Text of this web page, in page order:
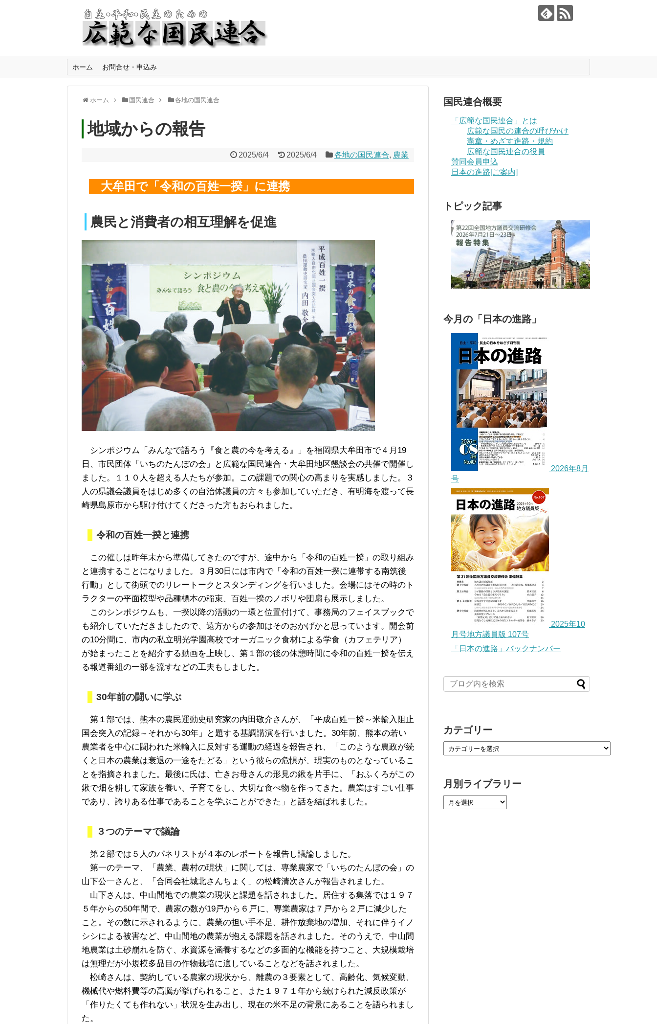
ホーム お問合せ・申込み
ホーム 国民連合 各地の国民連合
地域からの報告
2025/6/4 2025/6/4 各地の国民連合, 農業
大牟田で「令和の百姓一揆」に連携
農民と消費者の相互理解を促進
シンポジウム「みんなで語ろう『食と農の今を考える』」を福岡県大牟田市で４月19
日、市民団体「いちのたんぼの会」と広範な国民連合・大牟田地区懇談会の共催で開催し
ました。１１０人を超える人たちが参加。この課題での関心の高まりを実感しました。３
人の県議会議員をはじめ多くの自治体議員の方々も参加していただき、有明海を渡って長
崎県島原市から駆け付けてくださった方もおられました。
令和の百姓一揆と連携
この催しは昨年末から準備してきたのですが、途中から「令和の百姓一揆」の取り組み
と連携することになりました。３月30日には市内で「令和の百姓一揆に連帯する南筑後
行動」として街頭でのリレートークとスタンディングを行いました。会場にはその時のト
ラクターの平面模型や品種標本の稲束、百姓一揆のノボリや団扇も展示しました。
このシンポジウムも、一揆以降の活動の一環と位置付けて、事務局のフェイスブックで
も紹介していただきましたので、遠方からの参加はそのおかげかと思っています。開会前
の10分間に、市内の私立明光学園高校でオーガニック食材による学食（カフェテリア）
が始まったことを紹介する動画を上映し、第１部の後の休憩時間に令和の百姓一揆を伝え
る報道番組の一部を流すなどの工夫もしました。
30年前の闘いに学ぶ
第１部では、熊本の農民運動史研究家の内田敬介さんが、「平成百姓一揆～米輸入阻止
国会突入の記録～それから30年」と題する基調講演を行いました。30年前、熊本の若い
農業者を中心に闘われた米輸入に反対する運動の経過を報告され、「このような農政が続
くと日本の農業は衰退の一途をたどる」という彼らの危惧が、現実のものとなっているこ
とを指摘されました。最後に氏は、亡きお母さんの形見の鍬を片手に、「おふくろがこの
鍬で畑を耕して家族を養い、子育てをし、大切な食べ物を作ってきた。農業はすごい仕事
であり、誇りある仕事であることを学ぶことができた」と話を結ばれました。
３つのテーマで議論
第２部では５人のパネリストが４本のレポートを報告し議論しました。
第一のテーマ、「農業、農村の現状」に関しては、専業農家で「いちのたんぼの会」の
山下公一さんと、「合同会社城北さんちょく」の松崎清次さんが報告されました。
山下さんは、中山間地での農業の現状と課題を話されました。居住する集落では１９７
５年からの50年間で、農家の数が19戸から６戸に、専業農家は７戸から２戸に減少した
こと。その数に示されるように、農業の担い手不足、耕作放棄地の増加、それに伴うイノ
シシによる被害など、中山間地の農業が抱える課題を話されました。そのうえで、中山間
地農業は土砂崩れを防ぐ、水資源を涵養するなどの多面的な機能を持つこと、大規模栽培
は無理だが小規模多品目の作物栽培に適していることなどを話されました。
松崎さんは、契約している農家の現状から、離農の３要素として、高齢化、気候変動、
機械代や燃料費等の高騰が挙げられること、また１９７１年から続けられた減反政策が
「作りたくても作れない」状況を生み出し、現在の米不足の背景にあることを語られまし
た。
国民連合概要
「広範な国民連合」とは
広範な国民の連合の呼びかけ
憲章・めざす進路・規約
広範な国民連合の役員
賛同会員申込
日本の進路[ご案内]
トピック記事
今月の「日本の進路」
2026年8月
号
2025年10
月号地方議員版 107号
「日本の進路」バックナンバー
カテゴリー
月別ライブラリー